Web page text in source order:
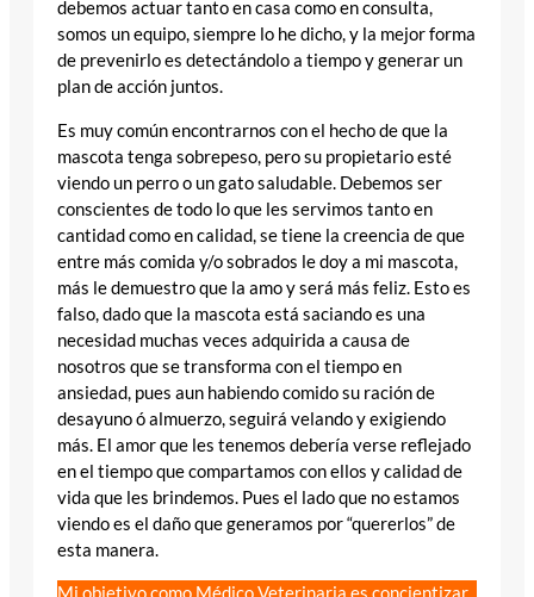
debemos actuar tanto en casa como en consulta,
somos un equipo, siempre lo he dicho, y la mejor forma
de prevenirlo es detectándolo a tiempo y generar un
plan de acción juntos.
Es muy común encontrarnos con el hecho de que la
mascota tenga sobrepeso, pero su propietario esté
viendo un perro o un gato saludable. Debemos ser
conscientes de todo lo que les servimos tanto en
cantidad como en calidad, se tiene la creencia de que
entre más comida y/o sobrados le doy a mi mascota,
más le demuestro que la amo y será más feliz. Esto es
falso, dado que la mascota está saciando es una
necesidad muchas veces adquirida a causa de
nosotros que se transforma con el tiempo en
ansiedad, pues aun habiendo comido su ración de
desayuno ó almuerzo, seguirá velando y exigiendo
más. El amor que les tenemos debería verse reflejado
en el tiempo que compartamos con ellos y calidad de
vida que les brindemos. Pues el lado que no estamos
viendo es el daño que generamos por “quererlos” de
esta manera.